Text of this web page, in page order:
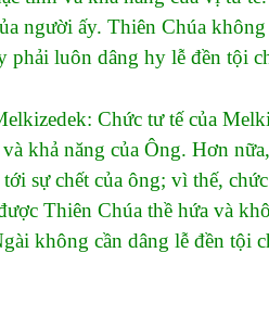
người ấy. Thiên Chúa
phải luôn dâng hy lễ đền tội
Chức tư tế của
khả năng của Ông. Hơn
sự chết của ông; vì thế,
Thiên Chúa thề hứa và
không cần dâng lễ đền tội